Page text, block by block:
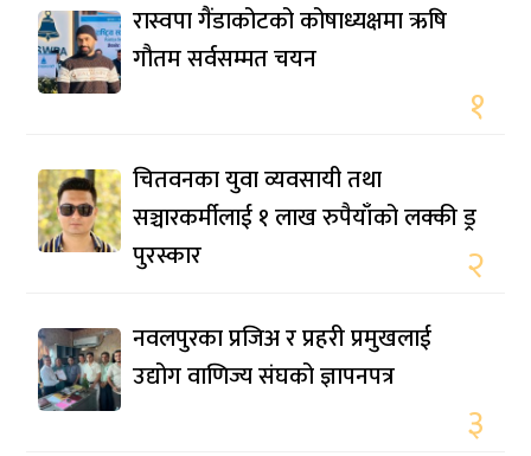
रास्वपा गैंडाकोटको कोषाध्यक्षमा ऋषि
गौतम सर्वसम्मत चयन
१
चितवनका युवा व्यवसायी तथा
सञ्चारकर्मीलाई १ लाख रुपैयाँको लक्की ड्र
पुरस्कार
२
नवलपुरका प्रजिअ र प्रहरी प्रमुखलाई
उद्योग वाणिज्य संघको ज्ञापनपत्र
३